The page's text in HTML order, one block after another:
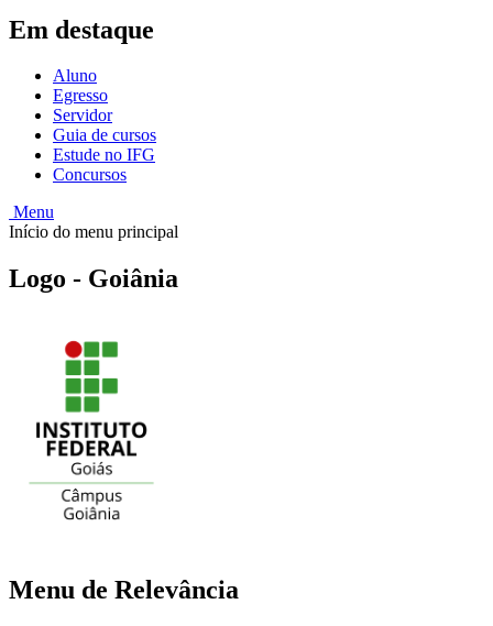
Em destaque
Aluno
Egresso
Servidor
Guia de cursos
Estude no IFG
Concursos
Menu
Início do menu principal
Logo - Goiânia
Menu de Relevância